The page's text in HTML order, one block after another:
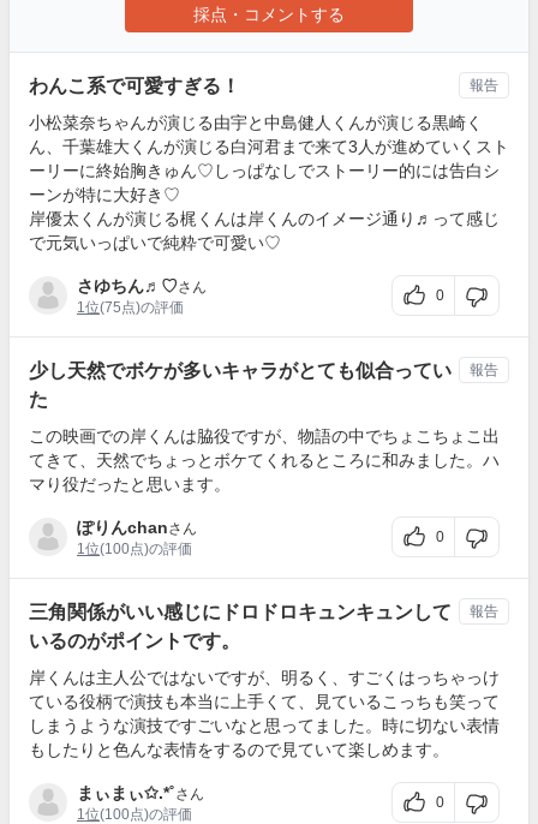
採点・コメントする
わんこ系で可愛すぎる！
小松菜奈ちゃんが演じる由宇と中島健人くんが演じる黒崎く
ん、千葉雄大くんが演じる白河君まで来て3人が進めていくスト
ーリーに終始胸きゅん♡しっぱなしでストーリー的には告白シ
ーンが特に大好き♡
岸優太くんが演じる梶くんは岸くんのイメージ通り♬︎って感じ
で元気いっぱいで純粋で可愛い♡
さゆちん♬︎♡さん
1位(75点)の評価
0
報告
少し天然でボケが多いキャラがとても似合ってい
た
この映画での岸くんは脇役ですが、物語の中でちょこちょこ出
てきて、天然でちょっとボケてくれるところに和みました。ハ
マり役だったと思います。
ぽりんchanさん
1位(100点)の評価
0
報告
三角関係がいい感じにドロドロキュンキュンして
いるのがポイントです。
岸くんは主人公ではないですが、明るく、すごくはっちゃっけ
ている役柄で演技も本当に上手くて、見ているこっちも笑って
しまうような演技ですごいなと思ってました。時に切ない表情
もしたりと色んな表情をするので見ていて楽しめます。
まぃまぃ✩.*˚さん
1位(100点)の評価
0
報告